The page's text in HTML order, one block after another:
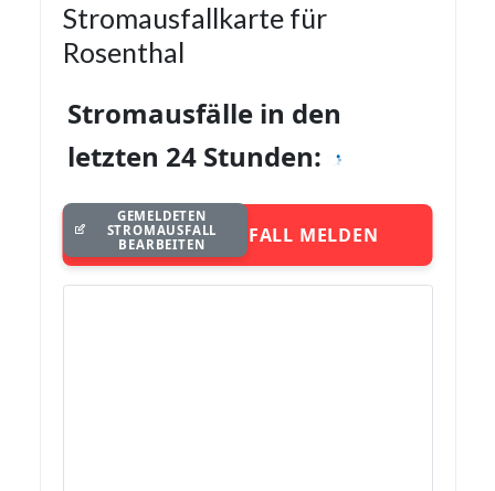
Stromausfallkarte für
Rosenthal
Stromausfälle in den
letzten 24 Stunden:
STROMAUSFALL MELDEN
GEMELDETEN
STROMAUSFALL
BEARBEITEN